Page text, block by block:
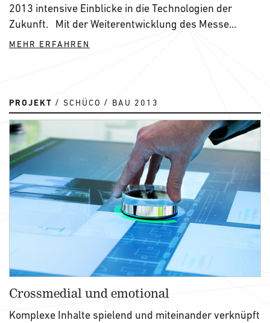
2013 intensive Einblicke in die Technologien der
Zukunft. Mit der Weiterentwicklung des Messe...
MEHR ERFAHREN
PROJEKT SCHÜCO BAU 2013
Crossmedial und emotional
Komplexe Inhalte spielend und miteinander verknüpft